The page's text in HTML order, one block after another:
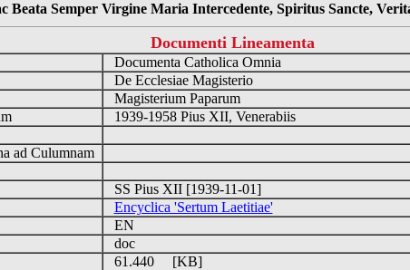
Beata Semper Virgine Maria Intercedente, Spiritus Sancte,
Documenti Lineamenta
Documenta Catholica Omnia
De Ecclesiae Magisterio
Magisterium Paparum
1939-1958 Pius XII, Venerabiis
ad Culumnam
SS Pius XII [1939-11-01]
Encyclica 'Sertum Laetitiae'
EN
doc
61.440 [KB]